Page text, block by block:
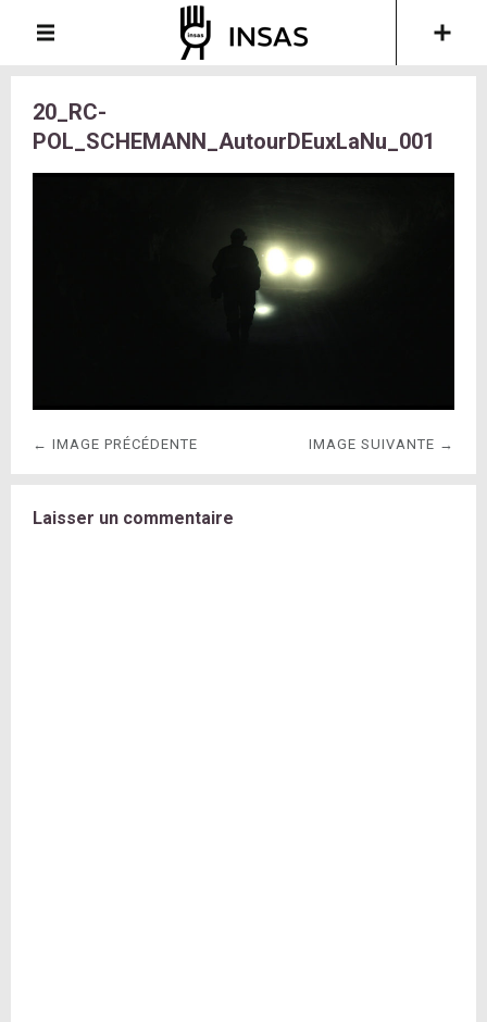
20_RC-
POL_SCHEMANN_AutourDEuxLaNu_001
← IMAGE PRÉCÉDENTE IMAGE SUIVANTE →
Laisser un commentaire